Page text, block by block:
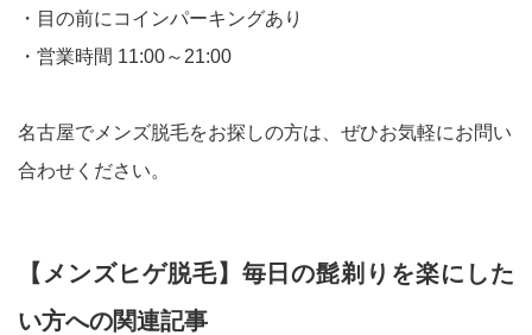
・目の前にコインパーキングあり
・営業時間 11:00～21:00
名古屋でメンズ脱毛をお探しの方は、ぜひお気軽にお問い
合わせください。
【メンズヒゲ脱毛】毎日の髭剃りを楽にした
い方への関連記事